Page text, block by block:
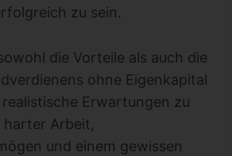
zu sein.
die Vorteile als auch die
ohne Eigenkapital
Erwartungen zu
harter Arbeit,
und einem gewissen